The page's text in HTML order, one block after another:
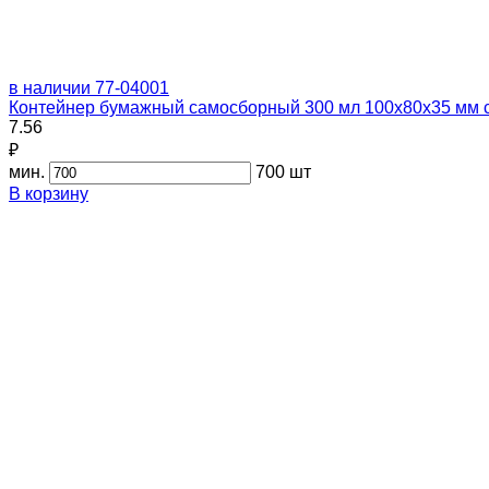
в наличии 77-04001
Контейнер бумажный самосборный 300 мл 100х80х35 мм
7.56
₽
мин.
700 шт
В корзину